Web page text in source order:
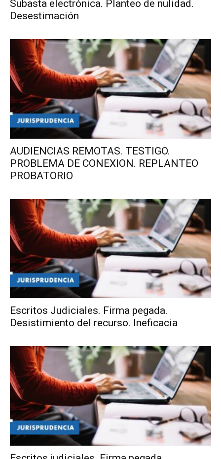
Subasta electrónica. Planteo de nulidad.
Desestimación
AUDIENCIAS REMOTAS. TESTIGO.
PROBLEMA DE CONEXION. REPLANTEO
PROBATORIO
Escritos Judiciales. Firma pegada.
Desistimiento del recurso. Ineficacia